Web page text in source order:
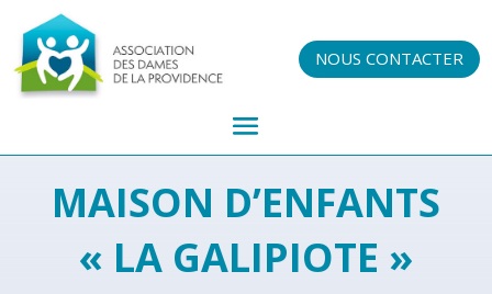
NOUS CONTACTER
MAISON D’ENFANTS
« LA GALIPIOTE »